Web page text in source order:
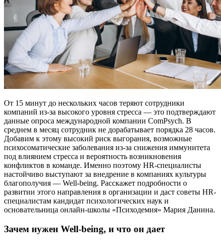
От 15 минут до нескольких часов теряют сотрудники
компаний из-за высокого уровня стресса — это подтверждают
данные опроса международной компании ComPsych. В
среднем в месяц сотрудник не дорабатывает порядка 28 часов.
Добавим к этому высокий риск выгорания, возможные
психосоматические заболевания из-за снижения иммунитета
под влиянием стресса и вероятность возникновения
конфликтов в команде. Именно поэтому HR-специалисты
настойчиво выступают за внедрение в компаниях культуры
благополучия — Well-being. Расскажет подробности о
развитии этого направления в организации и даст советы HR-
специалистам кандидат психологических наук и
основательница онлайн-школы «Психодемия» Мария Данина.
Зачем нужен Well-being, и что он дает